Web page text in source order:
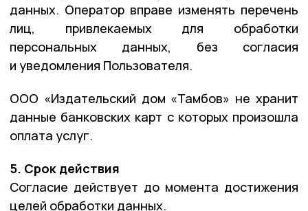
данных. Оператор вправе изменять перечень
лиц, привлекаемых для обработки
персональных данных, без согласия
и уведомления Пользователя.
ООО «Издательский дом «Тамбов» не хранит
данные банковских карт с которых произошла
оплата услуг.
5. Срок действия
Согласие действует до момента достижения
целей обработки данных.